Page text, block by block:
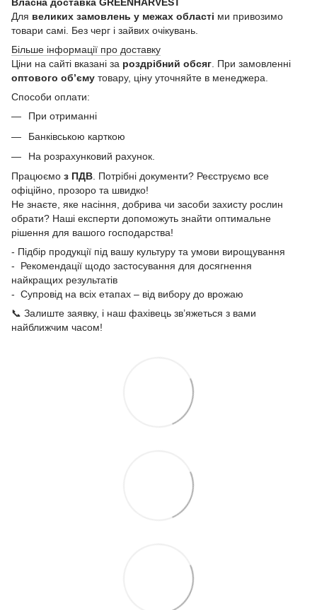
Для великих замовлень у межах області ми привозимо
товари самі. Без черг і зайвих очікувань.
Більше інформації про доставку
Ціни на сайті вказані за роздрібний обсяг . При замовленні
оптового об’єму товару, ціну уточняйте в менеджера.
Способи оплати:
При отриманні
Банківською карткою
На розрахунковий рахунок.
Працюємо з ПДВ. Потрібні документи? Реєструємо все
офіційно, прозоро та швидко!
Не знаєте, яке насіння, добрива чи засоби захисту рослин
обрати? Наші експерти допоможуть знайти оптимальне
рішення для вашого господарства!
- Підбір продукції під вашу культуру та умови вирощування
- Рекомендації щодо застосування для досягнення
найкращих результатів
- Супровід на всіх етапах – від вибору до врожаю
📞 Залиште заявку, і наш фахівець зв’яжеться з вами
найближчим часом!